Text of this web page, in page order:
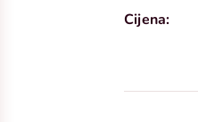
Cijena: